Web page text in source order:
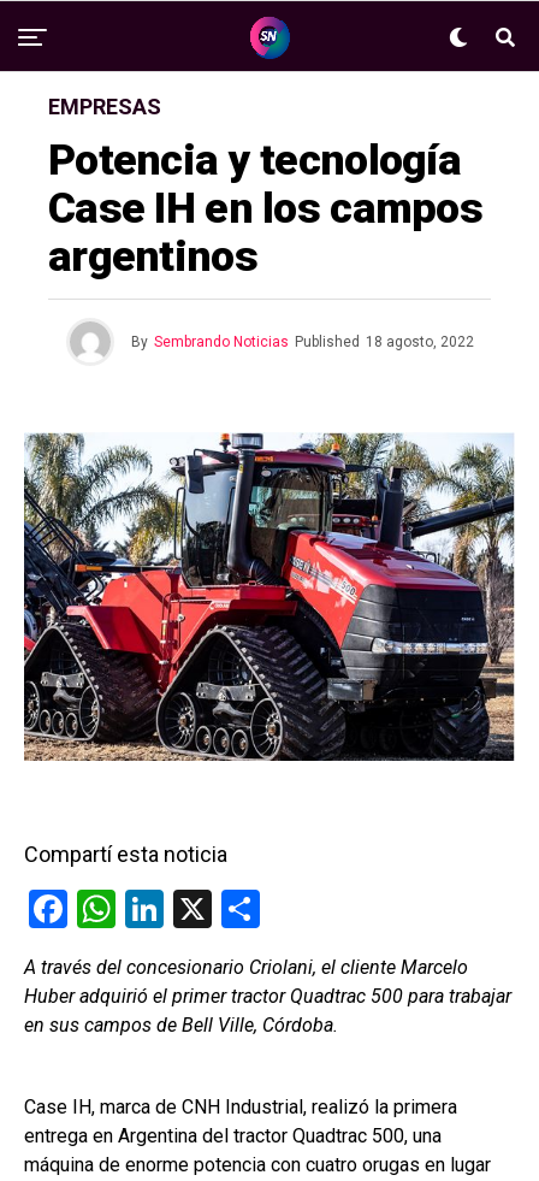
EMPRESAS
Potencia y tecnología
Case IH en los campos
argentinos
By Sembrando Noticias Published 18 agosto, 2022
Compartí esta noticia
F
a
ce
b
o
k
W
h
at
s
p
p
Li
ke
dI
X
o
m
p
tir
A través del concesionario Criolani, el cliente Marcelo
Huber adquirió el primer tractor Quadtrac 500 para trabajar
en sus campos de Bell Ville, Córdoba.
Case IH, marca de CNH Industrial, realizó la primera
entrega en Argentina del tractor Quadtrac 500, una
máquina de enorme potencia con cuatro orugas en lugar